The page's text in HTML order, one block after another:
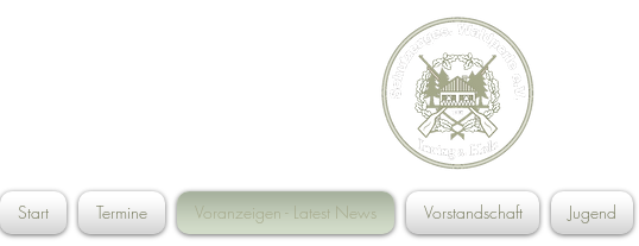
Start Termine Voranzeigen - Latest News Vorstandschaft Jugend